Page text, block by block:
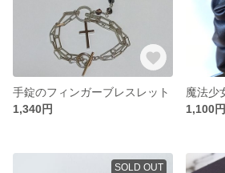
手錠のフィンガーブレスレット
1,340円
1,100円
SOLD OUT